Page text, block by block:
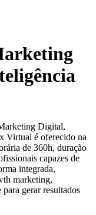
Digital,
Virtual é oferecido na
de 360h, duração
capazes de
integrada,
marketing,
gerar resultados